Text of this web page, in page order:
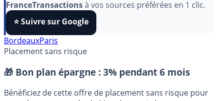
algorithmes et ne rater aucun décryptage, ajoutez
FranceTransactionsà vos sources préférées en 1 clic.
⭐️ Suivre sur Google
BordeauxParis
Placement sans risque
🎁 Bon plan épargne : 3% pendant 6 mois